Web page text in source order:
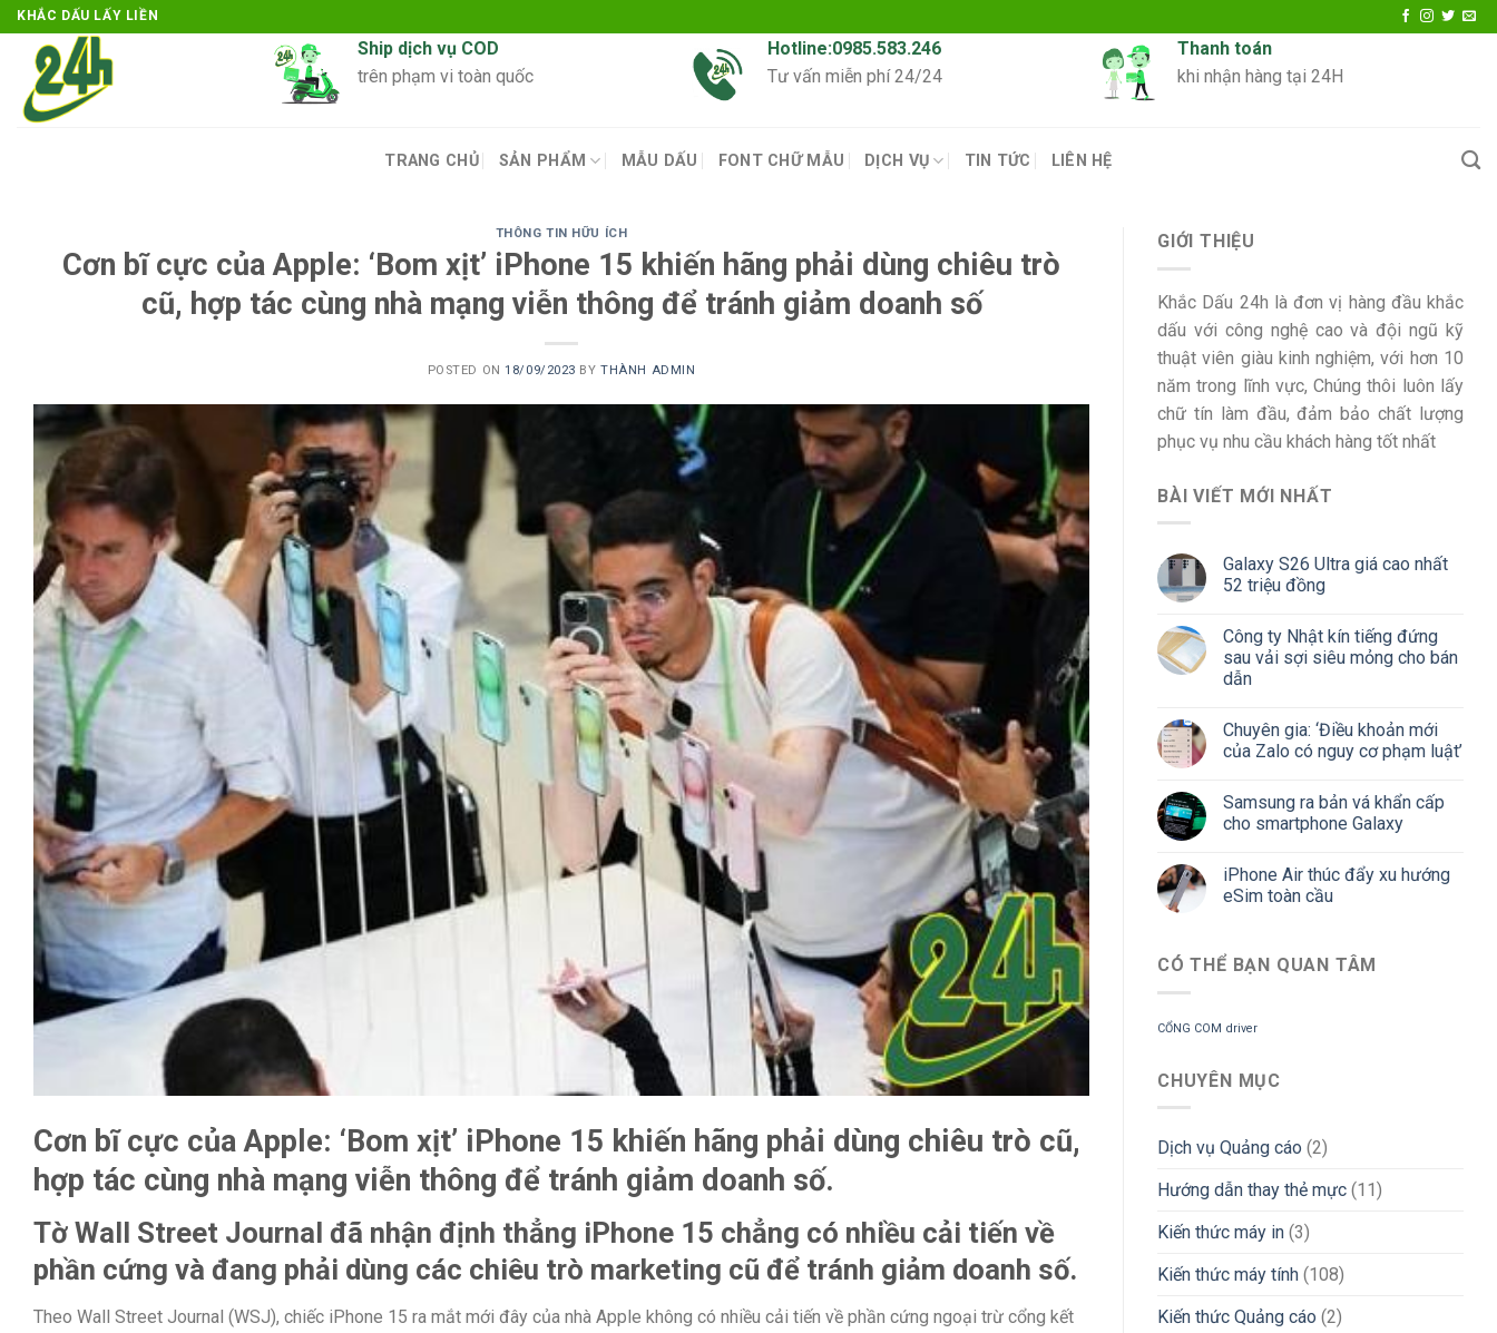
Skip
content
KHẮC DẤU LẤY LIỀN
Ship dịch vụ COD
trên phạm vi toàn quốc
Hotline:0985.583.246
Tư vấn miễn phí 24/24
Thanh toán
khi nhận hàng tại 24H
TRANG CHỦ SẢN PHẨM MẪU DẤU FONT CHỮ MẪU DỊCH VỤ TIN TỨC LIÊN HỆ
THÔNG TIN HỮU ÍCH
Cơn bĩ cực của Apple: ‘Bom xịt’ iPhone 15 khiến hãng phải dùng chiêu trò
cũ, hợp tác cùng nhà mạng viễn thông để tránh giảm doanh số
POSTED ON18/09/2023 BYTHÀNH ADMIN
Cơn bĩ cực của Apple: ‘Bom xịt’ iPhone 15 khiến hãng phải dùng chiêu trò cũ,
hợp tác cùng nhà mạng viễn thông để tránh giảm doanh số.
Tờ Wall Street Journal đã nhận định thẳng iPhone 15 chẳng có nhiều cải tiến về
phần cứng và đang phải dùng các chiêu trò marketing cũ để tránh giảm doanh số.
Theo Wall Street Journal (WSJ), chiếc iPhone 15 ra mắt mới đây của nhà Apple không có nhiều cải tiến về phần cứng ngoại trừ cổng kết
GIỚI THIỆU
Khắc Dấu 24h là đơn vị hàng đầu khắc
dấu với công nghệ cao và đội ngũ kỹ
thuật viên giàu kinh nghiệm, với hơn 10
năm trong lĩnh vực, Chúng thôi luôn lấy
chữ tín làm đầu, đảm bảo chất lượng
phục vụ nhu cầu khách hàng tốt nhất
BÀI VIẾT MỚI NHẤT
Galaxy S26 Ultra giá cao nhất
52 triệu đồng
Công ty Nhật kín tiếng đứng
sau vải sợi siêu mỏng cho bán
dẫn
Chuyên gia: ‘Điều khoản mới
của Zalo có nguy cơ phạm luật’
Samsung ra bản vá khẩn cấp
cho smartphone Galaxy
iPhone Air thúc đẩy xu hướng
eSim toàn cầu
CÓ THỂ BẠN QUAN TÂM
CỔNG COM driver
CHUYÊN MỤC
Dịch vụ Quảng cáo (2)
Hướng dẫn thay thẻ mực (11)
Kiến thức máy in (3)
Kiến thức máy tính (108)
Kiến thức Quảng cáo (2)